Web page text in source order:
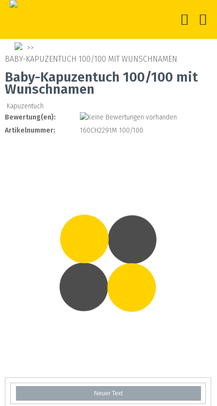
BABY-KAPUZENTUCH 100/100 MIT WUNSCHNAMEN
Baby-Kapuzentuch 100/100 mit
Wunschnamen
Kapuzentuch
Bewertung(en):
Artikelnummer:
160CH2291M 100/100
Neuer Text